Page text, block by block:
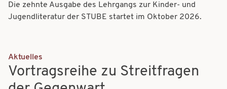
i
iDie zehnte Ausgabe des Lehrgangs zur Kinder- und
Jugendliteratur der STUBE startet im Oktober 2026.
Aktuelles
Vortragsreihe zu Streitfragen